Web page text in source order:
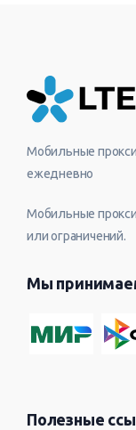
Мобильные прокси
ежедневно
Мобильные
или ограничений.
Мы
Полезные